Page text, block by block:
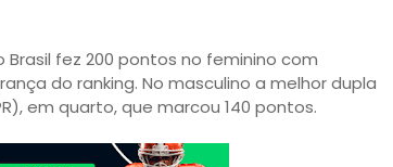
fez 200 pontos no feminino com
do ranking. No masculino a melhor dupla
em quarto, que marcou 140 pontos.